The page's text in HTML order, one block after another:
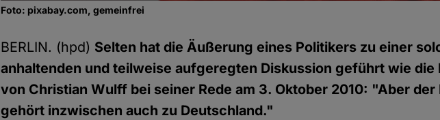
Foto: pixabay.com, gemeinfrei
BERLIN. (hpd) Selten hat die Äußerung eines Politikers zu einer
anhaltenden und teilweise aufgeregten Diskussion geführt wie die
von Christian Wulff bei seiner Rede am 3. Oktober 2010: "Aber der
gehört inzwischen auch zu Deutschland."